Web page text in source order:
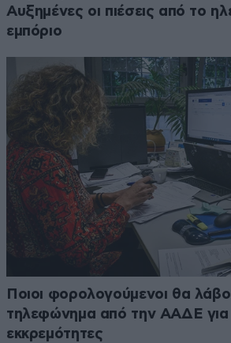
Αυξημένες οι πιέσεις από το
εμπόριο
Ποιοι φορολογούμενοι θα
τηλεφώνημα από την ΑΑΔΕ για
εκκρεμότητες